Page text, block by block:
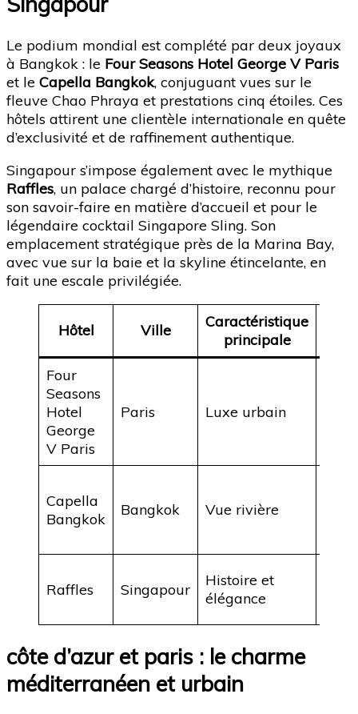
Le podium mondial est complété par deux joyaux
à Bangkok : le Four Seasons Hotel George V Paris
et le Capella Bangkok, conjuguant vues sur le
fleuve Chao Phraya et prestations cinq étoiles. Ces
hôtels attirent une clientèle internationale en quête
d’exclusivité et de raffinement authentique.
Singapour s’impose également avec le mythique
Raffles, un palace chargé d’histoire, reconnu pour
son savoir-faire en matière d’accueil et pour le
légendaire cocktail Singapore Sling. Son
emplacement stratégique près de la Marina Bay,
avec vue sur la baie et la skyline étincelante, en
fait une escale privilégiée.
Hôtel Ville
Caractéristique
principale
Four
Seasons
Hotel
George
V Paris
Paris Luxe urbain
Capella
Bangkok
Bangkok Vue rivière
Raffles Singapour
Histoire et
élégance
côte d’azur et paris : le charme
méditerranéen et urbain